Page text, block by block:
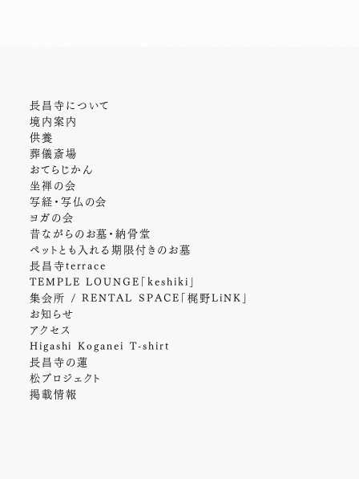
長昌寺について
境内案内
供養
葬儀斎場
おてらじかん
坐禅の会
写経・写仏の会
ヨガの会
昔ながらのお墓・納骨堂
ペットとも入れる期限付きのお墓
長昌寺terrace
TEMPLE LOUNGE「keshiki」
集会所 / RENTAL SPACE「梶野LiNK」
お知らせ
アクセス
Higashi Koganei T-shirt
長昌寺の蓮
松プロジェクト
掲載情報